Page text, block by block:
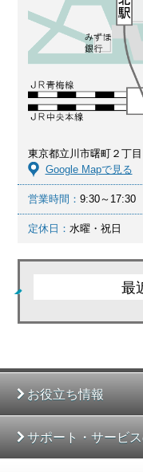
東京都立川市曙町２丁
Google Mapで見る
営業時間： 9:30～17:30
定休日： 水曜・祝日
最
お役立ち情報
サポート・サービ